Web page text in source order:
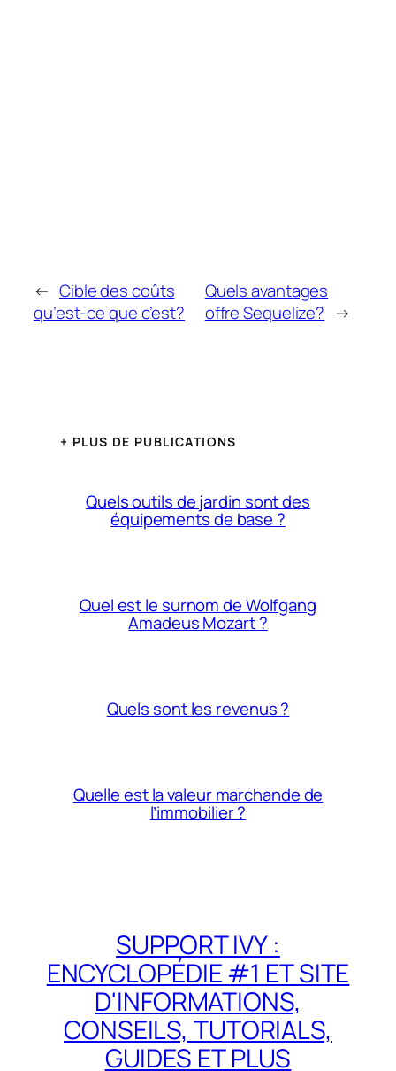
← Cible des coûts
qu’est-ce que c’est?
Quels avantages
offre Sequelize? →
+ PLUS DE PUBLICATIONS
Quels outils de jardin sont des
équipements de base ?
Quel est le surnom de Wolfgang
Amadeus Mozart ?
Quels sont les revenus ?
Quelle est la valeur marchande de
l’immobilier ?
SUPPORT IVY :
ENCYCLOPÉDIE #1 ET SITE
D'INFORMATIONS,
CONSEILS, TUTORIALS,
GUIDES ET PLUS